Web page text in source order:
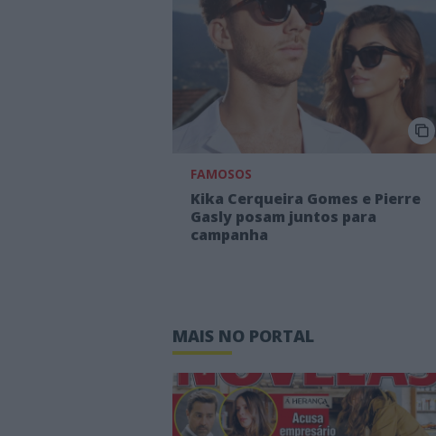
FAMOSOS
Kika Cerqueira Gomes e Pierre
Gasly posam juntos para
campanha
MAIS NO PORTAL